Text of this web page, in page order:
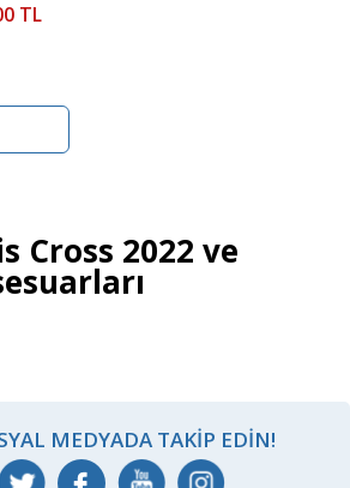
TL
Cross 2022 ve
MEDYADA TAKIP EDIN!